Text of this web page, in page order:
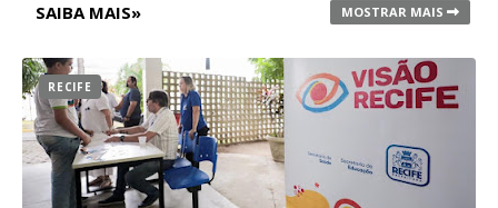
SAIBA MAIS» MOSTRAR MAIS
RECIFE